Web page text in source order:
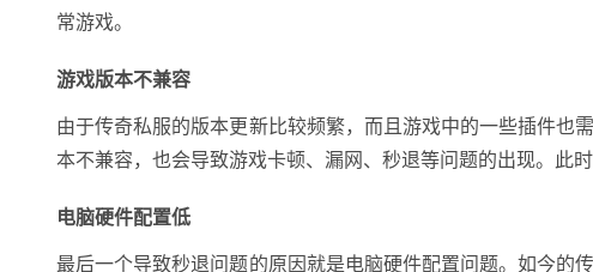
常游戏。
游戏版本不兼容
由于传奇私服的版本更新比较频繁，而且游戏中的一些插件也
本不兼容，也会导致游戏卡顿、漏网、秒退等问题的出现。此
电脑硬件配置低
最后一个导致秒退问题的原因就是电脑硬件配置问题。如今的